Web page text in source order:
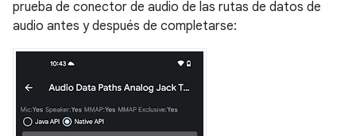
prueba de conector de audio de las rutas de datos de
audio antes y después de completarse: